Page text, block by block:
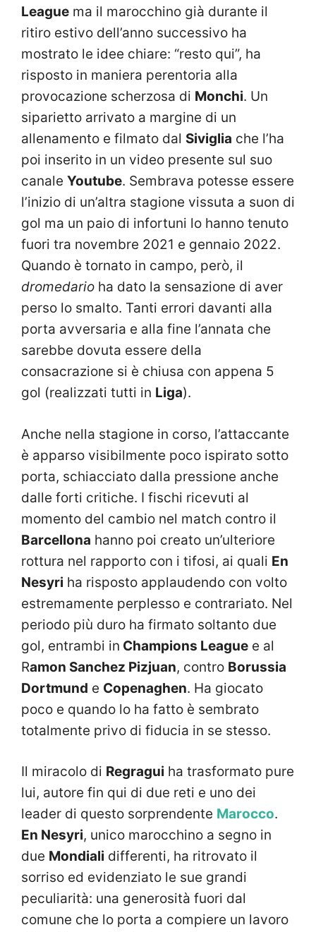
League ma il marocchino già durante il
ritiro estivo dell’anno successivo ha
mostrato le idee chiare: “resto qui”, ha
risposto in maniera perentoria alla
provocazione scherzosa di Monchi. Un
siparietto arrivato a margine di un
allenamento e filmato dal Siviglia che l’ha
poi inserito in un video presente sul suo
canale Youtube. Sembrava potesse essere
l’inizio di un’altra stagione vissuta a suon di
gol ma un paio di infortuni lo hanno tenuto
fuori tra novembre 2021 e gennaio 2022.
Quando è tornato in campo, però, il
dromedario ha dato la sensazione di aver
perso lo smalto. Tanti errori davanti alla
porta avversaria e alla fine l’annata che
sarebbe dovuta essere della
consacrazione si è chiusa con appena 5
gol (realizzati tutti in Liga).
Anche nella stagione in corso, l’attaccante
è apparso visibilmente poco ispirato sotto
porta, schiacciato dalla pressione anche
dalle forti critiche. I fischi ricevuti al
momento del cambio nel match contro il
Barcellona hanno poi creato un’ulteriore
rottura nel rapporto con i tifosi, ai quali En
Nesyri ha risposto applaudendo con volto
estremamente perplesso e contrariato. Nel
periodo più duro ha firmato soltanto due
gol, entrambi in Champions League e al
Ramon Sanchez Pizjuan, contro Borussia
Dortmund e Copenaghen. Ha giocato
poco e quando lo ha fatto è sembrato
totalmente privo di fiducia in se stesso.
Il miracolo di Regragui ha trasformato pure
lui, autore fin qui di due reti e uno dei
leader di questo sorprendente Marocco.
En Nesyri, unico marocchino a segno in
due Mondiali differenti, ha ritrovato il
sorriso ed evidenziato le sue grandi
peculiarità: una generosità fuori dal
comune che lo porta a compiere un lavoro